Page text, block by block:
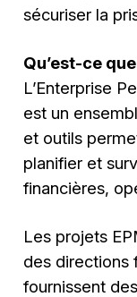
sécuriser la
Qu’est-ce que
L’Enterprise
est un
et outils
planifier et
financières,
Les projets
des directions
fournissent